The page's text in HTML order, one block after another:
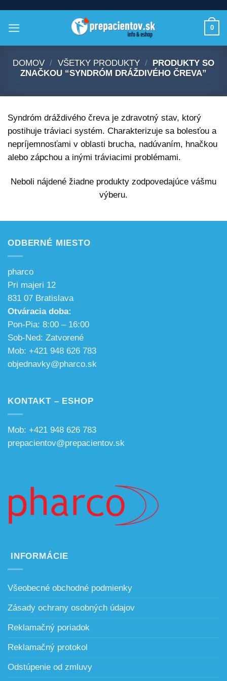
content
0
DOMOV / VŠETKY PRODUKTY /
PRODUKTY SO
ZNAČKOU “SYNDRÓM DRÁŽDIVÉHO ČREVA”
Syndróm dráždivého čreva je zdravotný stav, ktorý
postihuje tráviaci systém. Charakterizuje sa bolesťou a
nepríjemnosťami v oblasti brucha, nadúvaním, hnačkou
alebo zápchou a inými tráviacimi problémami.
Neboli nájdené žiadne produkty zodpovedajúce vášmu
výberu.
ODBERNÉ MIESTO
pharco
Pri majeri 12
831 07 Bratislava
Otváracia doba:
Pon-Pia: 8:00 – 16:00
Sob-Ned: Zatvorené
Mob: +421 948 626 783
objednavky@pharco.sk
KONTAKT – ESHOP
Mob: +421 948 626 783
prepacientov@prepacientov.sk
INFORMÁCIE
Všeobecné obchodné podmienky
Zásady ochrany osobných údajov
Reklamačný poriadok
Reklamačný protokol
Odstúpenie od zmluvy